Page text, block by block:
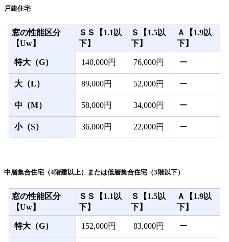
戸建住宅
窓の性能区分
【Uw】
ＳＳ【1.1以
下】
Ｓ【1.5以
下】
Ａ【1.9以
下】
特大（G） 140,000円 76,000円 ー
大（L） 89,000円 52,000円 ー
中（M） 58,000円 34,000円 ー
小（S） 36,000円 22,000円 ー
中層集合住宅（4階建以上）または低層集合住宅（3階以下）
窓の性能区分
【Uw】
ＳＳ【1.1以
下】
Ｓ【1.5以
下】
Ａ【1.9以
下】
特大（G） 152,000円 83,000円 ー